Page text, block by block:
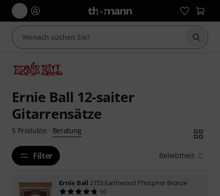
Suche
Ernie Ball 12-saiter
Gitarrensätze
5 Produkte · Beratung
Filter Beliebtheit
Ernie Ball 2153 Earthwood Phosphor Bronze
90